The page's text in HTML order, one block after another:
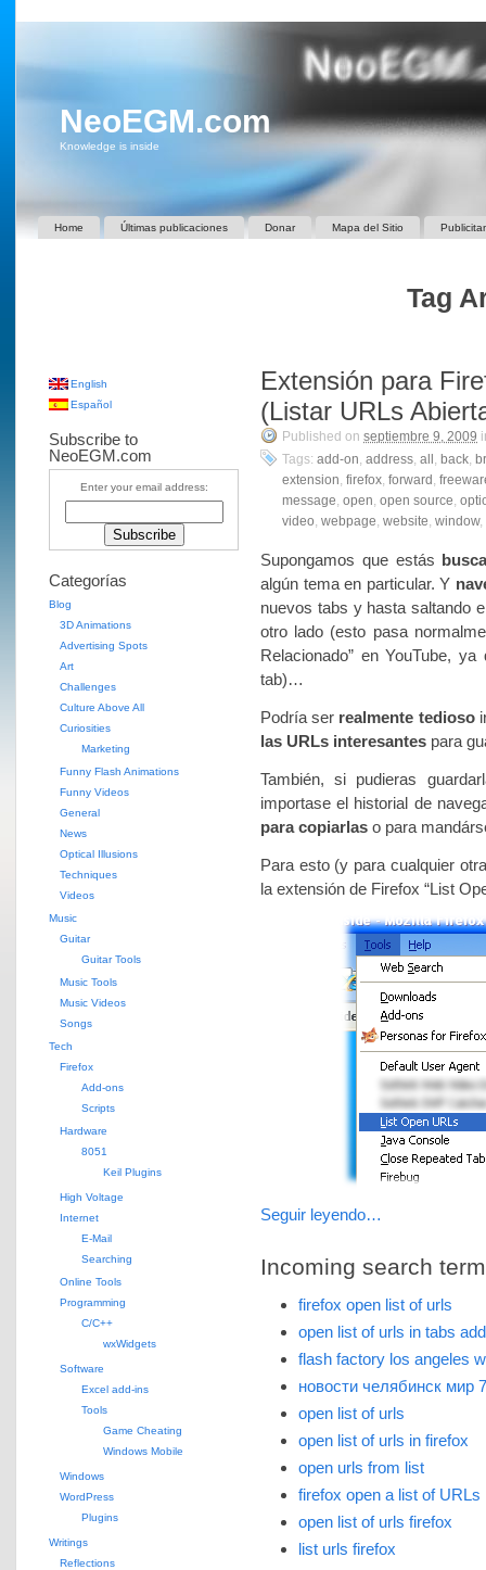
NeoEGM.com
Knowledge is inside
Home Últimas publicaciones Donar Mapa del Sitio
Tag
Extensión para
(Listar URLs
Published on septiembre 9, 2009
Tags: add-on, address, all , back,
extension, firefox, forward ,
message, open, open source,
video, webpage, website, window,
Supongamos que estás
algún tema en particular. Y
nuevos tabs y hasta saltando
otro lado (esto pasa
Relacionado” en YouTube,
tab)…
Podría ser realmente tedioso
las URLs interesantes para
También, si pudieras
importase el historial de
para copiarlas o para
Para esto (y para cualquier
la extensión de Firefox “List
Seguir leyendo…
Incoming search
firefox open list of urls
open list of urls in tabs
flash factory los angeles
новости челябинск мир
open list of urls
open list of urls in firefox
open urls from list
firefox open a list of URLs
open list of urls firefox
list urls firefox
English
Español
Subscribe to
NeoEGM.com
Enter your email address:
Categorías
Blog
3D Animations
Advertising Spots
Art
Challenges
Culture Above All
Curiosities
Marketing
Funny Flash Animations
Funny Videos
General
News
Optical Illusions
Techniques
Videos
Music
Guitar
Guitar Tools
Music Tools
Music Videos
Songs
Tech
Firefox
Add-ons
Scripts
Hardware
8051
Keil Plugins
High Voltage
Internet
E-Mail
Searching
Online Tools
Programming
C/C++
wxWidgets
Software
Excel add-ins
Tools
Game Cheating
Windows Mobile
Windows
WordPress
Plugins
Writings
Reflections